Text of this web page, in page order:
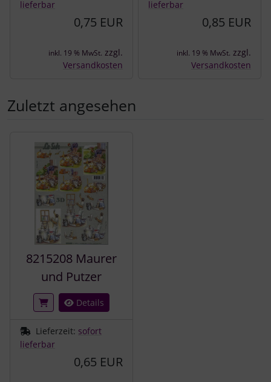
lieferbar
0,75 EUR
inkl. 19 % MwSt. zzgl.
Versandkosten
lieferbar
0,85 EUR
inkl. 19 % MwSt. zzgl.
Versandkosten
Zuletzt angesehen
8215208 Maurer
und Putzer
Details
Lieferzeit: sofort
lieferbar
0,65 EUR